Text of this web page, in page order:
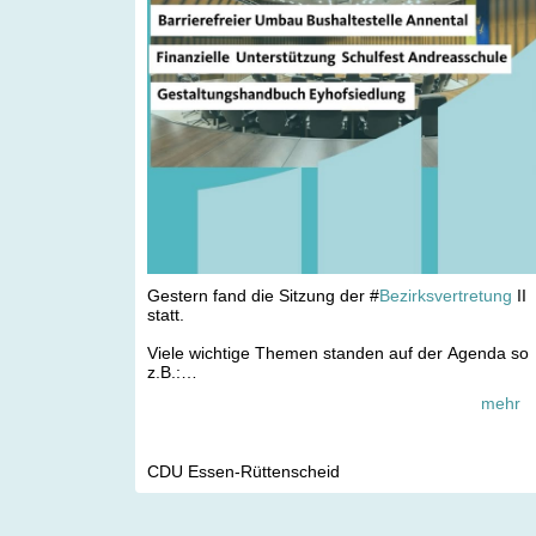
Gestern fand die Sitzung der #Bezirksvertretung II
statt.
Viele wichtige Themen standen auf der Agenda so
z.B.:
🚧 Wie wurden informiert über die geplanten
mehr
CDU Essen-Rüttenscheid